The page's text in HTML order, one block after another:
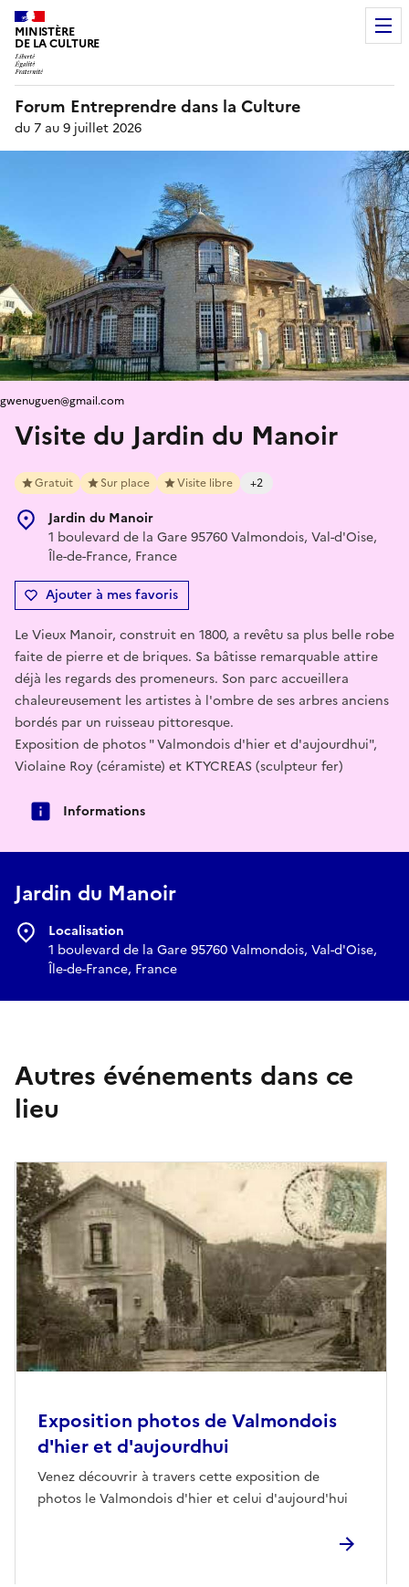
MINISTÈRE
DE LA CULTURE
Forum Entreprendre dans la Culture
du 7 au 9 juillet 2026
Visite du Jardin du Manoir
Gratuit Sur place Visite libre +2
Jardin du Manoir
1 boulevard de la Gare 95760 Valmondois, Val-d'Oise,
Île-de-France, France
Ajouter à mes favoris
gwenuguen@gmail.com
Le Vieux Manoir, construit en 1800, a revêtu sa plus belle robe
faite de pierre et de briques. Sa bâtisse remarquable attire
déjà les regards des promeneurs. Son parc accueillera
chaleureusement les artistes à l'ombre de ses arbres anciens
bordés par un ruisseau pittoresque.
Exposition de photos " Valmondois d'hier et d'aujourdhui",
Violaine Roy (céramiste) et KTYCREAS (sculpteur fer)
Informations
Jardin du Manoir
Localisation
1 boulevard de la Gare 95760 Valmondois, Val-d'Oise,
Île-de-France, France
Autres événements dans ce
lieu
Exposition photos de Valmondois
d'hier et d'aujourdhui
Venez découvrir à travers cette exposition de
photos le Valmondois d'hier et celui d'aujourd'hui